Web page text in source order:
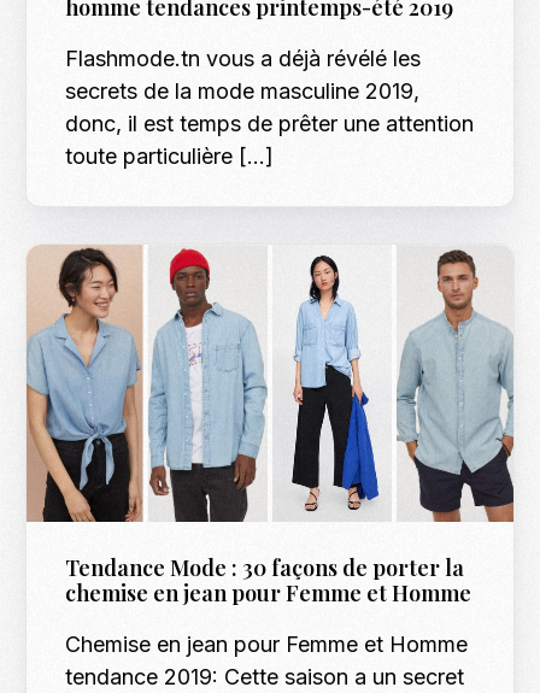
homme tendances printemps-été 2019
Flashmode.tn vous a déjà révélé les
secrets de la mode masculine 2019,
donc, il est temps de prêter une attention
toute particulière […]
Tendance Mode : 30 façons de porter la
chemise en jean pour Femme et Homme
Chemise en jean pour Femme et Homme
tendance 2019: Cette saison a un secret